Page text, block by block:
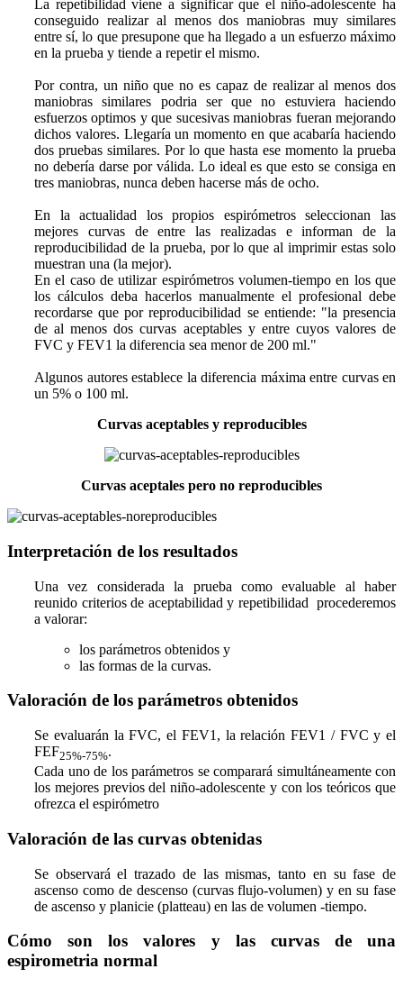
La repetibilidad viene a significar que el niño-adolescente ha
conseguido realizar al menos dos maniobras muy similares
entre sí, lo que presupone que ha llegado a un esfuerzo máximo
en la prueba y tiende a repetir el mismo.
Por contra, un niño que no es capaz de realizar al menos dos
maniobras similares podria ser que no estuviera haciendo
esfuerzos optimos y que sucesivas maniobras fueran mejorando
dichos valores. Llegaría un momento en que acabaría haciendo
dos pruebas similares. Por lo que hasta ese momento la prueba
no debería darse por válida. Lo ideal es que esto se consiga en
tres maniobras, nunca deben hacerse más de ocho.
En la actualidad los propios espirómetros seleccionan las
mejores curvas de entre las realizadas e informan de la
reproducibilidad de la prueba, por lo que al imprimir estas solo
muestran una (la mejor).
En el caso de utilizar espirómetros volumen-tiempo en los que
los cálculos deba hacerlos manualmente el profesional debe
recordarse que por reproducibilidad se entiende: "la presencia
de al menos dos curvas aceptables y entre cuyos valores de
FVC y FEV1 la diferencia sea menor de 200 ml."
Algunos autores establece la diferencia máxima entre curvas en
un 5% o 100 ml.
Curvas aceptables y reproducibles
Curvas aceptales pero no reproducibles
Interpretación de los resultados
Una vez considerada la prueba como evaluable al haber
reunido criterios de aceptabilidad y repetibilidad procederemos
a valorar:
los parámetros obtenidos y
las formas de la curvas.
Valoración de los parámetros obtenidos
Se evaluarán la FVC, el FEV1, la relación FEV1 / FVC y el
FEF25%-75%.
Cada uno de los parámetros se comparará simultáneamente con
los mejores previos del niño-adolescente y con los teóricos que
ofrezca el espirómetro
Valoración de las curvas obtenidas
Se observará el trazado de las mismas, tanto en su fase de
ascenso como de descenso (curvas flujo-volumen) y en su fase
de ascenso y planicie (platteau) en las de volumen -tiempo.
Cómo son los valores y las curvas de una
espirometria normal